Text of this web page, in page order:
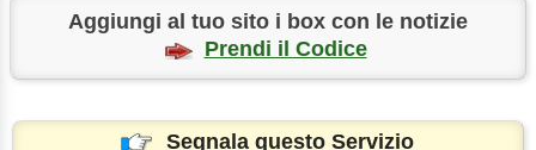
Aggiungi al tuo sito i box con le notizie
Prendi il Codice
Segnala questo Servizio